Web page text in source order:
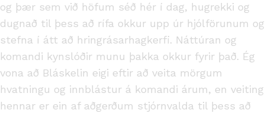
og þær sem við höfum séð hér í dag, hugrekki og
dugnað til þess að rífa okkur upp úr hjólförunum og
stefna í átt að hringrásarhagkerfi. Náttúran og
komandi kynslóðir munu þakka okkur fyrir það. Ég
vona að Bláskelin eigi eftir að veita mörgum
hvatningu og innblástur á komandi árum, en veiting
hennar er ein af aðgerðum stjórnvalda til þess að